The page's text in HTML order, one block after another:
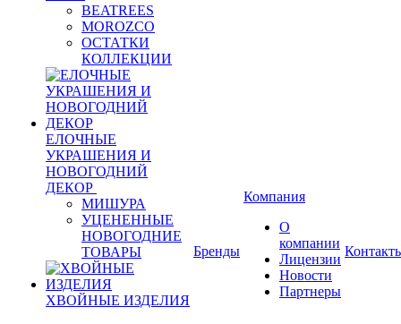
BEATREES
MOROZCO
ОСТАТКИ
КОЛЛЕКЦИИ
ЕЛОЧНЫЕ
УКРАШЕНИЯ И
НОВОГОДНИЙ
ДЕКОР
МИШУРА
УЦЕНЕННЫЕ
НОВОГОДНИЕ
ТОВАРЫ
ХВОЙНЫЕ ИЗДЕЛИЯ
Бренды
Компания
О
компании
Лицензии
Новости
Партнеры